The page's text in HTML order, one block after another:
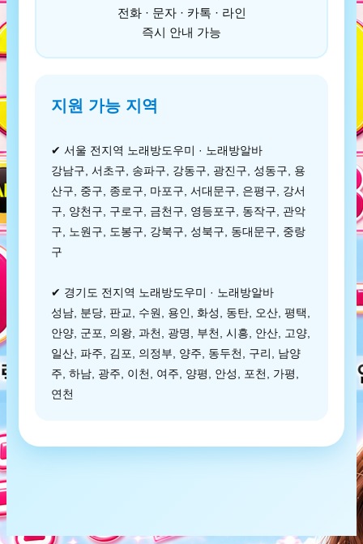
전화 · 문자 · 카톡 · 라인
즉시 안내 가능
지원 가능 지역
✔ 서울 전지역 노래방도우미 · 노래방알바
강남구, 서초구, 송파구, 강동구, 광진구, 성동구, 용
산구, 중구, 종로구, 마포구, 서대문구, 은평구, 강서
구, 양천구, 구로구, 금천구, 영등포구, 동작구, 관악
구, 노원구, 도봉구, 강북구, 성북구, 동대문구, 중랑
구
✔ 경기도 전지역 노래방도우미 · 노래방알바
성남, 분당, 판교, 수원, 용인, 화성, 동탄, 오산, 평택,
안양, 군포, 의왕, 과천, 광명, 부천, 시흥, 안산, 고양,
일산, 파주, 김포, 의정부, 양주, 동두천, 구리, 남양
주, 하남, 광주, 이천, 여주, 양평, 안성, 포천, 가평,
연천